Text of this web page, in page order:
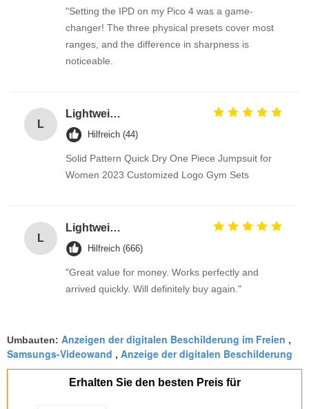
"Setting the IPD on my Pico 4 was a game-
changer! The three physical presets cover most
ranges, and the difference in sharpness is
noticeable.
L
Lightweight 100% Cotton Fabrics Toy / Suit / Curtain Lining Fabric
Hilfreich (44)
Solid Pattern Quick Dry One Piece Jumpsuit for
Women 2023 Customized Logo Gym Sets
L
Lightweight 100% Cotton Fabrics Toy / Suit / Curtain Lining Fabric
Hilfreich (666)
"Great value for money. Works perfectly and
arrived quickly. Will definitely buy again."
Umbauten: Anzeigen der digitalen Beschilderung im Freien ,
Samsungs-Videowand , Anzeige der digitalen Beschilderung
Erhalten Sie den besten Preis für